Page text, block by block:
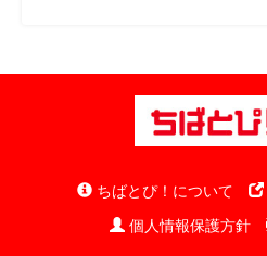
ちばとぴ！について
個人情報保護方針